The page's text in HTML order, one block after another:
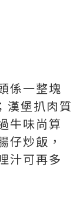
係一整塊
漢堡扒肉質
牛味尚算
仔炒飯，
汁可再多